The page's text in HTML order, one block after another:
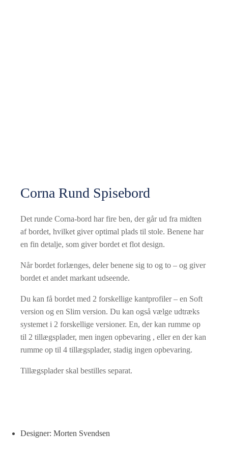
Corna Rund Spisebord
Det runde Corna-bord har fire ben, der går ud fra midten
af bordet, hvilket giver optimal plads til stole. Benene har
en fin detalje, som giver bordet et flot design.
Når bordet forlænges, deler benene sig to og to – og giver
bordet et andet markant udseende.
Du kan få bordet med 2 forskellige kantprofiler – en Soft
version og en Slim version. Du kan også vælge udtræks
systemet i 2 forskellige versioner. En, der kan rumme op
til 2 tillægsplader, men ingen opbevaring , eller en der kan
rumme op til 4 tillægsplader, stadig ingen opbevaring.
Tillægsplader skal bestilles separat.
Designer: Morten Svendsen